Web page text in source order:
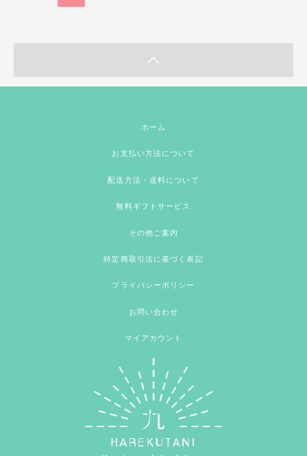
ホーム
お支払い方法について
配送方法・送料について
無料ギフトサービス
その他ご案内
特定商取引法に基づく表記
プライバシーポリシー
お問い合わせ
マイアカウント